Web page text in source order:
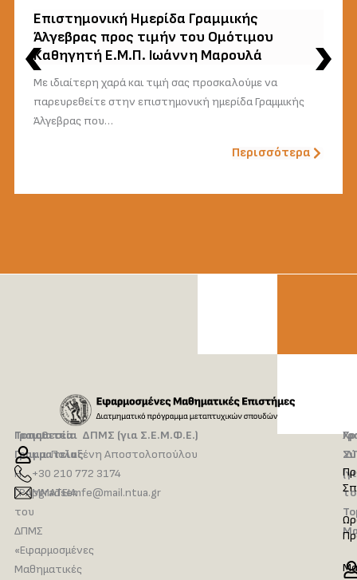
Επιστημονική Ημερίδα Γραμμικής
Άλγεβρας προς τιμήν του Ομότιμου
Καθηγητή Ε.Μ.Π. Ιωάννη Μαρουλά
Με ιδιαίτερη χαρά και τιμή σας προσκαλούμε να
παρευρεθείτε στην επιστημονική ημερίδα Γραμμικής
Άλγεβρας που…
Περισσότερα
Τοποθεσία
Γραμματείας
Η
ΓΡΑΜΜΑΤΕΙΑ
του
ΔΠΜΣ
«Εφαρμοσμένες
Μαθηματικές
Γραμματεία ΔΠΜΣ (για Σ.Ε.Μ.Φ.Ε.)
κ.α. Πολυξένη Αποστολοπούλου
+30 210 772 3174
pgradsemfe@mail.ntua.gr